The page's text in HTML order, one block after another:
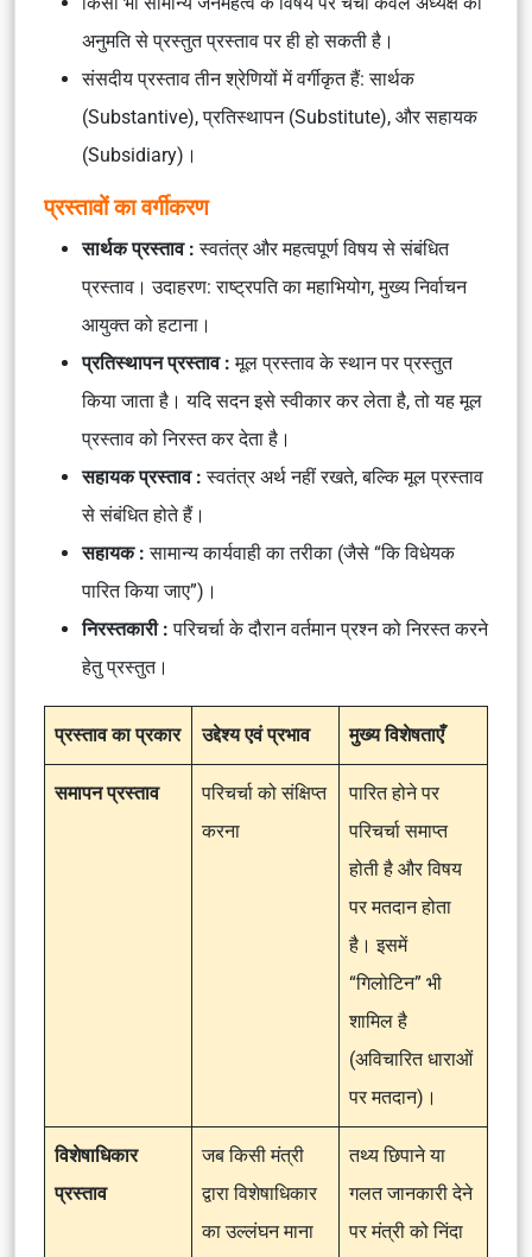
अनुमति से प्रस्तुत प्रस्ताव पर ही हो सकती है।
संसदीय प्रस्ताव तीन श्रेणियों में वर्गीकृत हैं: सार्थक
(Substantive), प्रतिस्थापन (Substitute), और सहायक
(Subsidiary)।
प्रस्तावों का वर्गीकरण
सार्थक प्रस्ताव :स्वतंत्र और महत्वपूर्ण विषय से संबंधित
प्रस्ताव। उदाहरण: राष्ट्रपति का महाभियोग, मुख्य निर्वाचन
आयुक्त को हटाना।
प्रतिस्थापन प्रस्ताव :मूल प्रस्ताव के स्थान पर प्रस्तुत
किया जाता है। यदि सदन इसे स्वीकार कर लेता है, तो यह मूल
प्रस्ताव को निरस्त कर देता है।
सहायक प्रस्ताव :स्वतंत्र अर्थ नहीं रखते, बल्कि मूल प्रस्ताव
से संबंधित होते हैं।
सहायक :सामान्य कार्यवाही का तरीका (जैसे “कि विधेयक
पारित किया जाए”)।
निरस्तकारी :परिचर्चा के दौरान वर्तमान प्रश्न को निरस्त करने
हेतु प्रस्तुत।
प्रस्ताव का प्रकार उद्देश्य एवं प्रभाव मुख्य विशेषताएँ
समापन प्रस्ताव
परिचर्चा को संक्षिप्त
करना
पारित होने पर
परिचर्चा समाप्त
होती है और विषय
पर मतदान होता
है। इसमें
“गिलोटिन” भी
शामिल है
(अविचारित धाराओं
पर मतदान)।
विशेषाधिकार
प्रस्ताव
जब किसी मंत्री
द्वारा विशेषाधिकार
का उल्लंघन माना
तथ्य छिपाने या
गलत जानकारी देने
पर मंत्री को निंदा